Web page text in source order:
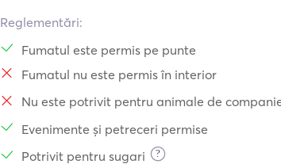
Reglementări:
Fumatul este permis pe punte
Fumatul nu este permis în interior
Nu este potrivit pentru animale de
Evenimente și petreceri permise
Potrivit pentru sugari
?